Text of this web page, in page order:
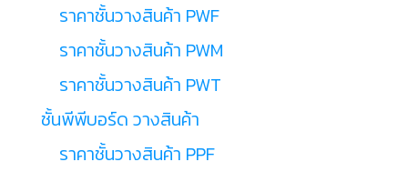
ราคาชั้นวางสินค้า PWF
ราคาชั้นวางสินค้า PWM
ราคาชั้นวางสินค้า PWT
ชั้นพีพีบอร์ด วางสินค้า
ราคาชั้นวางสินค้า PPF